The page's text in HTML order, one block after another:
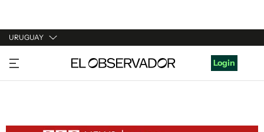
URUGUAY
URUGUAY
ARGENTINA
ESTADOS UNIDOS
Login